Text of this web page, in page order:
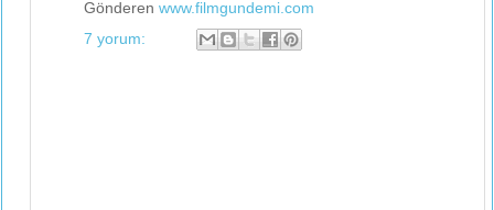
Gönderen www.filmgundemi.com
7 yorum: